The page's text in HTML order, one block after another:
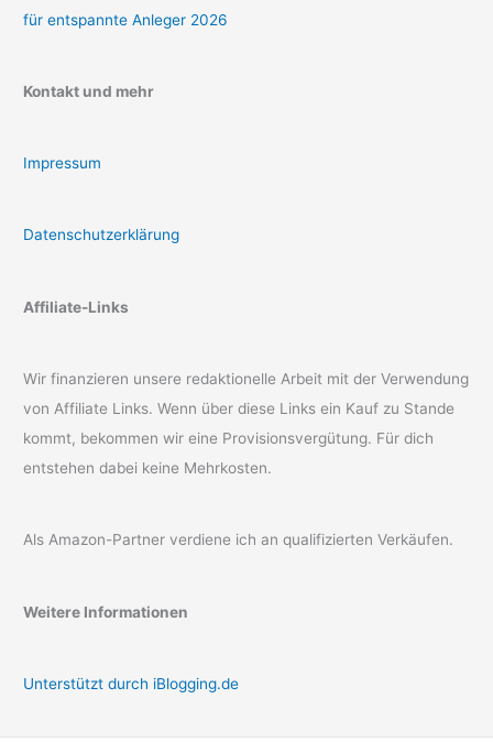
für entspannte Anleger 2026
Kontakt und mehr
Impressum
Datenschutzerklärung
Affiliate-Links
Wir finanzieren unsere redaktionelle Arbeit mit der Verwendung
von Affiliate Links. Wenn über diese Links ein Kauf zu Stande
kommt, bekommen wir eine Provisionsvergütung. Für dich
entstehen dabei keine Mehrkosten.
Als Amazon-Partner verdiene ich an qualifizierten Verkäufen.
Weitere Informationen
Unterstützt durch iBlogging.de